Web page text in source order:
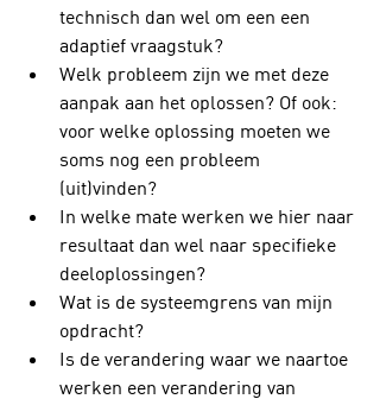
technisch dan wel om een een
adaptief vraagstuk?
Welk probleem zijn we met deze
aanpak aan het oplossen? Of ook:
voor welke oplossing moeten we
soms nog een probleem
(uit)vinden?
In welke mate werken we hier naar
resultaat dan wel naar specifieke
deeloplossingen?
Wat is de systeemgrens van mijn
opdracht?
Is de verandering waar we naartoe
werken een verandering van